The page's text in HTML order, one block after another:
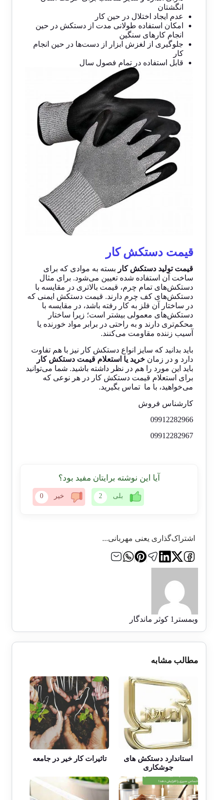
انگشتان
عدم ایجاد اختلال در حین کار
امکان استفاده طولانی مدت از دستکش در حین
انجام کارهای سنگین
جلوگیری از لغزش ابزار از دست‌ها در حین انجام
کار
قابل استفاده در تمام فصول سال
قیمت دستکش کار
قیمت تولید دستکش کار بسته به موادی که برای
ساخت آن استفاده شده تعیین می‌شود. برای مثال
دستکش‌های تمام چرم، قیمت بالاتری در مقایسه با
دستکش‌های کف چرم دارند. قیمت دستکش ایمنی که
در ساختار آن فلز به کار رفته باشد، در مقایسه با
دستکش‌های معمولی بیشتر است؛ زیرا ساختار
محکم‌تری دارند و به راحتی در برابر مواد خورنده یا
آسیب زننده مقاومت می‌کنند.
باید بدانید که سایز انواع دستکش کار نیز با هم تفاوت
دارد و در زمانخرید یا استعلام قیمت دستکش کار
باید این مورد را هم در نظر داشته باشید. شما می‌توانید
برای استعلام قیمت دستکش کار در هر نوعی که
می‌خواهید، با ما تماس بگیرید.
کارشناس فروش
09912282966
09912282967
آیا این نوشته برایتان مفید بود؟
بلی 2 خیر 0
اشتراک‌گذاری یعنی مهربانی...
وبمستر1 کوثر ماندگار
مطالب مشابه
استاندارد دستکش های
جوشکاری
تاثیرات کار خیر در جامعه